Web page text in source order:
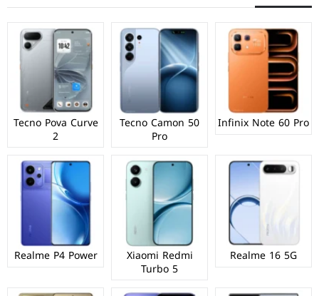
Infinix Note 60 Pro
Tecno Camon 50
Pro
Tecno Pova Curve
2
Realme 16 5G
Xiaomi Redmi
Turbo 5
Realme P4 Power